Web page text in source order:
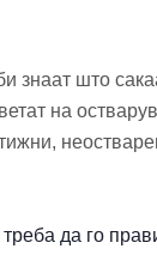
знаат што
на
да го